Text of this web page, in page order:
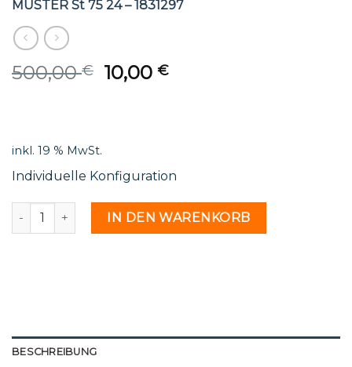
MUSTER St 75 24 – 1831297
500,00€
Original
10,00€Current
inkl. 19 % MwSt.
Individuelle Konfiguration
MUSTER St 75 24 - 1831297 Menge
IN DEN WARENKORB
BESCHREIBUNG